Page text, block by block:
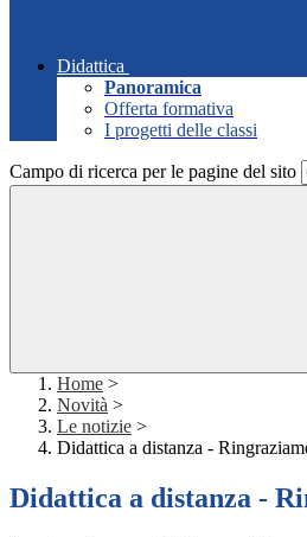
Didattica
Panoramica
Offerta formativa
I progetti delle classi
Campo di ricerca per le pagine del sito
Home >
Novità >
Le notizie >
Didattica a distanza -
Didattica a distanza -